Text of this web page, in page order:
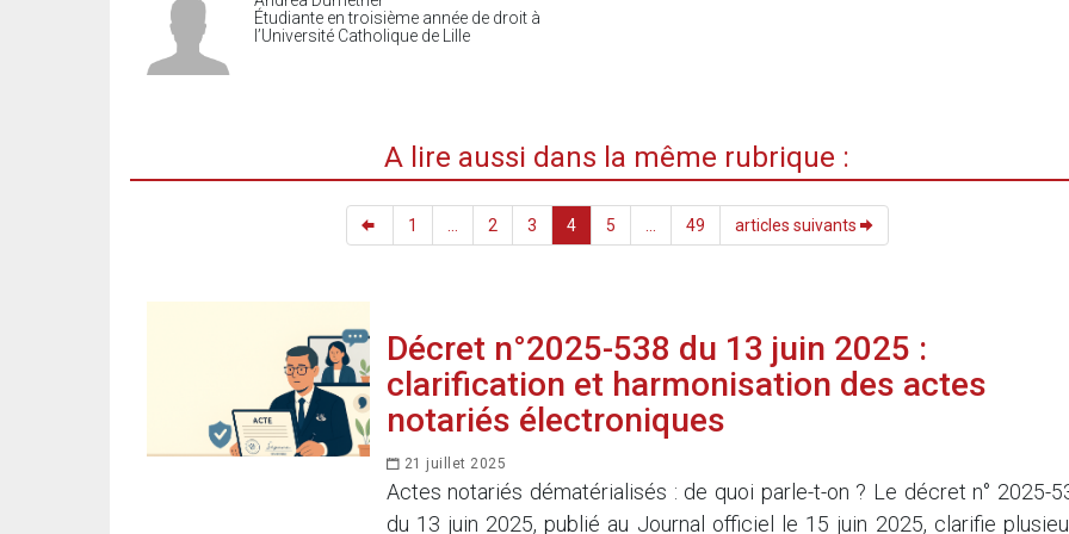
Étudiante en troisième année de droit à
l’Université Catholique de Lille
A lire aussi dans la même rubrique :
1 ... 2 3 4 5 ... 49 articles suivants
Décret n°2025-538 du 13 juin 2025 :
clarification et harmonisation des actes
notariés électroniques
21 juillet 2025
Actes notariés dématérialisés : de quoi parle-t-on ? Le décret n° 2025-
du 13 juin 2025, publié au Journal officiel le 15 juin 2025, clarifie